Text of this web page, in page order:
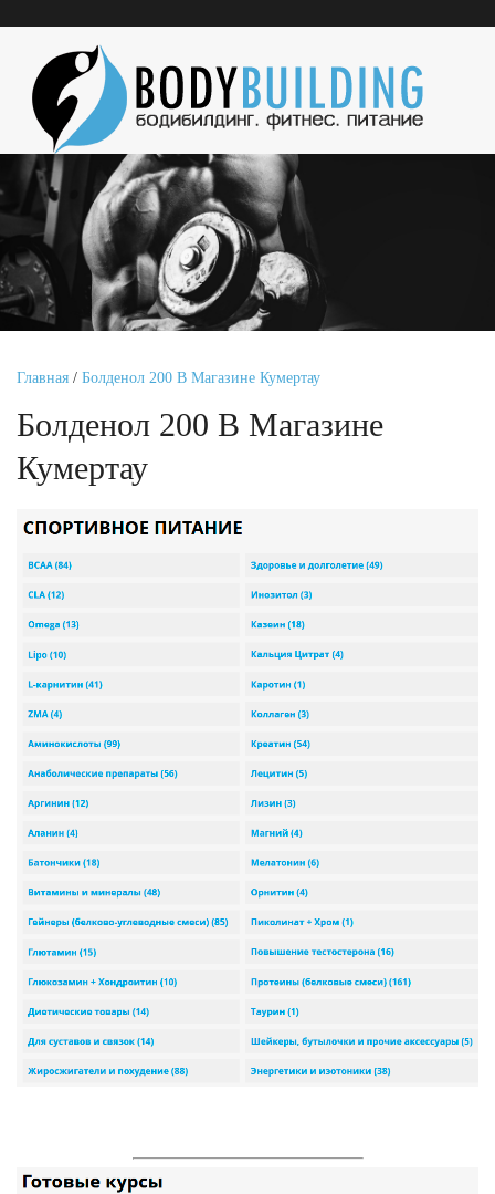
Главная / Болденол 200 В Магазине Кумертау
Болденол 200 В Магазине
Кумертау